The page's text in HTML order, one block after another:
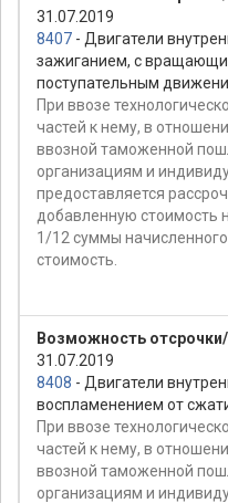
31.07.2019
8407 - Двигатели
зажиганием, с
поступательным
При ввозе
частей к нему, в
ввозной таможенной
организациям и
предоставляется
добавленную стоимость
1/12 суммы
стоимость.
Возможность
31.07.2019
8408 - Двигатели
воспламенением от
При ввозе
частей к нему, в
ввозной таможенной
организациям и